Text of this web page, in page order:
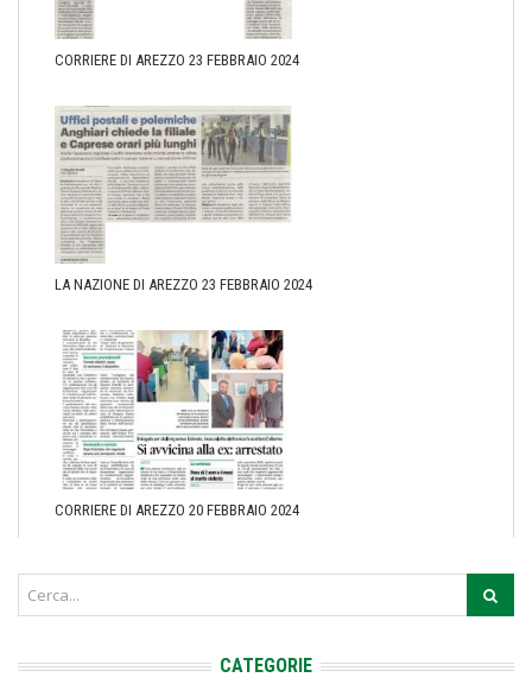
CORRIERE DI AREZZO 23 FEBBRAIO 2024
LA NAZIONE DI AREZZO 23 FEBBRAIO 2024
CORRIERE DI AREZZO 20 FEBBRAIO 2024
CATEGORIE